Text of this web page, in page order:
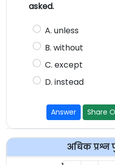
asked.
A. unless
B. without
C. except
D. instead
Answer Share
अधिक प्रश्न